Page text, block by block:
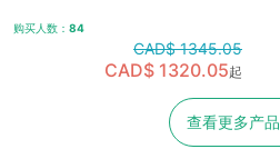
落基山之旅，可选冰川湖
Canoe划船，景观绿道骑
行，真正慢旅行体验，含卡
购买人数： 84
CAD$ 1345.05
CAD$ 1320.05起
查看更多产品